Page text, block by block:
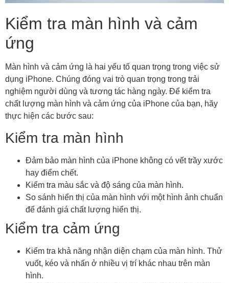
Kiểm tra màn hình và cảm
ứng
Màn hình và cảm ứng là hai yếu tố quan trọng trong việc sử
dụng iPhone. Chúng đóng vai trò quan trọng trong trải
nghiệm người dùng và tương tác hàng ngày. Để kiểm tra
chất lượng màn hình và cảm ứng của iPhone của bạn, hãy
thực hiện các bước sau:
Kiểm tra màn hình
Đảm bảo màn hình của iPhone không có vết trầy xước
hay điểm chết.
Kiểm tra màu sắc và độ sáng của màn hình.
So sánh hiển thị của màn hình với một hình ảnh chuẩn
để đánh giá chất lượng hiển thị.
Kiểm tra cảm ứng
Kiểm tra khả năng nhận diện chạm của màn hình. Thử
vuốt, kéo và nhấn ở nhiều vị trí khác nhau trên màn
hình.